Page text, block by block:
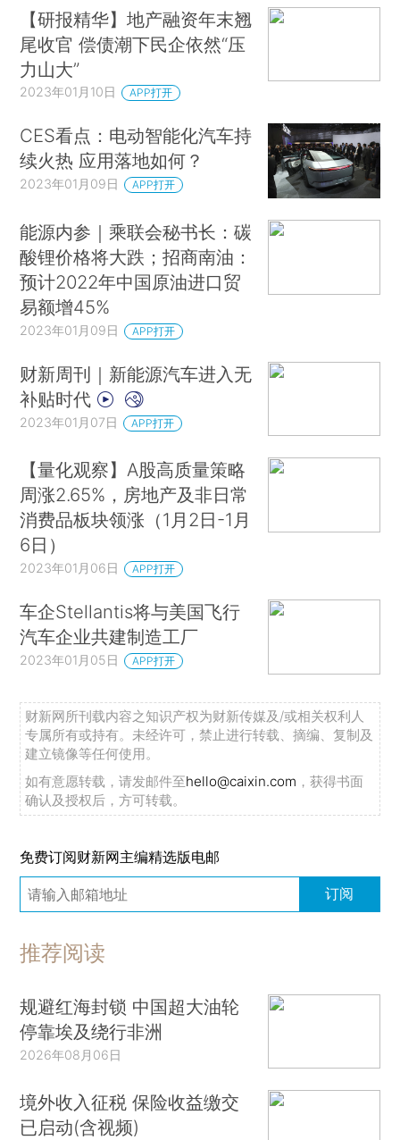
【研报精华】地产融资年末翘
尾收官 偿债潮下民企依然“压
力山大”
2023年01月10日 APP打开
CES看点：电动智能化汽车持
续火热 应用落地如何？
2023年01月09日 APP打开
能源内参｜乘联会秘书长：碳
酸锂价格将大跌；招商南油：
预计2022年中国原油进口贸
易额增45%
2023年01月09日 APP打开
财新周刊｜新能源汽车进入无
补贴时代
2023年01月07日 APP打开
【量化观察】A股高质量策略
周涨2.65%，房地产及非日常
消费品板块领涨（1月2日-1月
6日）
2023年01月06日 APP打开
车企Stellantis将与美国飞行
汽车企业共建制造工厂
2023年01月05日 APP打开
财新网所刊载内容之知识产权为财新传媒及/或相关权利人
专属所有或持有。未经许可，禁止进行转载、摘编、复制及
建立镜像等任何使用。
如有意愿转载，请发邮件至hello@caixin.com ，获得书面
确认及授权后，方可转载。
免费订阅财新网主编精选版电邮
订阅
推荐阅读
规避红海封锁 中国超大油轮
停靠埃及绕行非洲
2026年08月06日
境外收入征税 保险收益缴交
已启动(含视频)